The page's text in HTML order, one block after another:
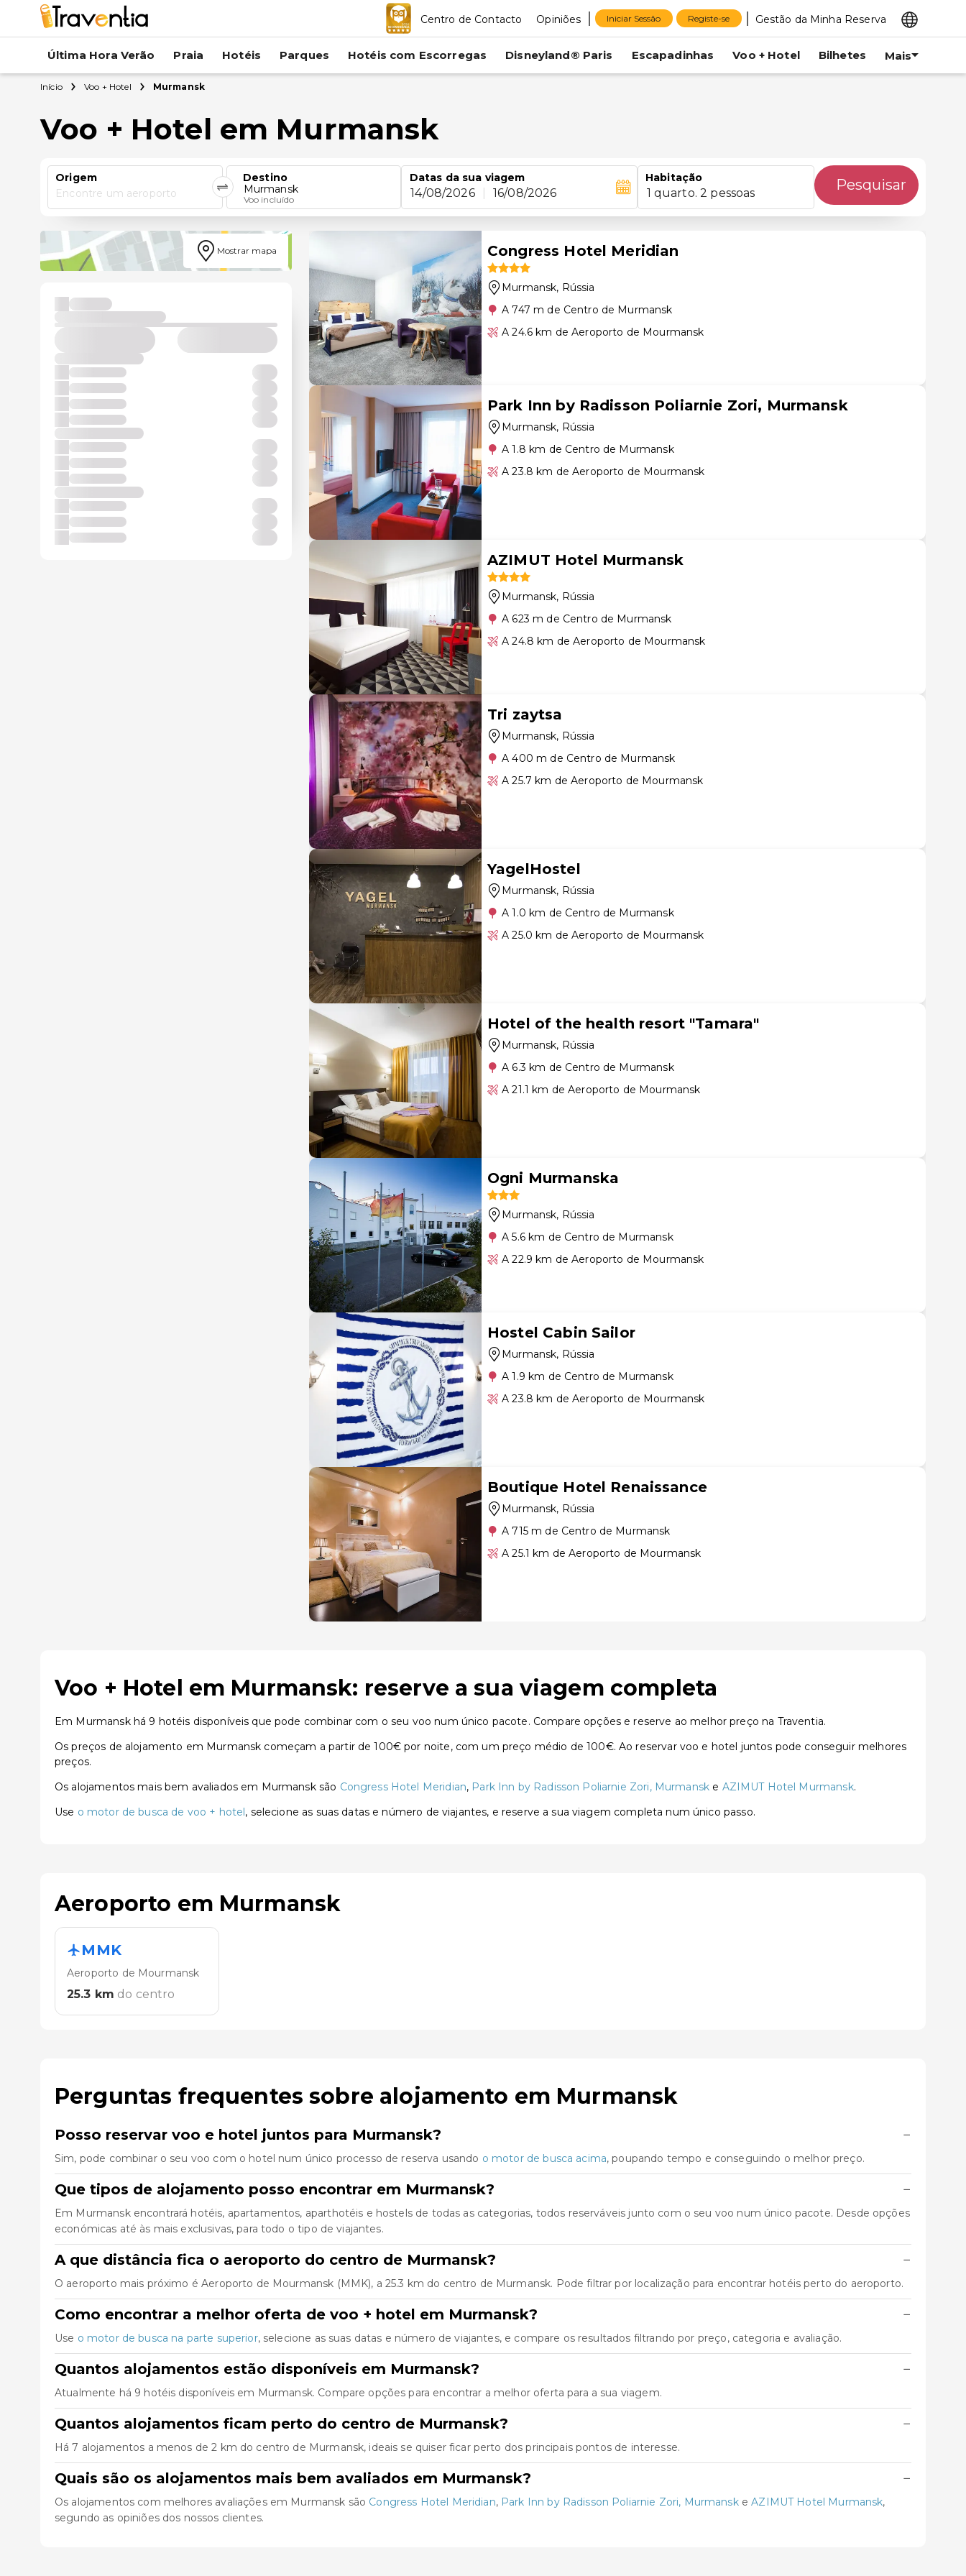
Centro de Contacto Opiniões Iniciar Sessão Registe-se Gestão da Minha Reserva
Última Hora Verão Praia Hotéis Parques Hotéis com Escorregas Disneyland® Paris Escapadinhas Voo + Hotel Bilhetes Mais
Início Voo + Hotel Murmansk
Voo + Hotel em Murmansk
Origem
Encontre um aeroporto
Destino
Murmansk
Voo incluído
Datas da sua viagem
14/08/2026 16/08/2026
Habitação
1 quarto. 2 pessoas Pesquisar
Mostrar mapa Congress Hotel Meridian
Murmansk, Rússia
A 747 m de Centro de Murmansk
A 24.6 km de Aeroporto de Mourmansk
Park Inn by Radisson Poliarnie Zori, Murmansk
Murmansk, Rússia
A 1.8 km de Centro de Murmansk
A 23.8 km de Aeroporto de Mourmansk
AZIMUT Hotel Murmansk
Murmansk, Rússia
A 623 m de Centro de Murmansk
A 24.8 km de Aeroporto de Mourmansk
Tri zaytsa
Murmansk, Rússia
A 400 m de Centro de Murmansk
A 25.7 km de Aeroporto de Mourmansk
YagelHostel
Murmansk, Rússia
A 1.0 km de Centro de Murmansk
A 25.0 km de Aeroporto de Mourmansk
Hotel of the health resort "Tamara"
Murmansk, Rússia
A 6.3 km de Centro de Murmansk
A 21.1 km de Aeroporto de Mourmansk
Ogni Murmanska
Murmansk, Rússia
A 5.6 km de Centro de Murmansk
A 22.9 km de Aeroporto de Mourmansk
Hostel Cabin Sailor
Murmansk, Rússia
A 1.9 km de Centro de Murmansk
A 23.8 km de Aeroporto de Mourmansk
Boutique Hotel Renaissance
Murmansk, Rússia
A 715 m de Centro de Murmansk
A 25.1 km de Aeroporto de Mourmansk
Voo + Hotel em Murmansk: reserve a sua viagem completa
Em Murmansk há 9 hotéis disponíveis que pode combinar com o seu voo num único pacote. Compare opções e reserve ao melhor preço na Traventia.
Os preços de alojamento em Murmansk começam a partir de 100€ por noite, com um preço médio de 100€. Ao reservar voo e hotel juntos pode conseguir melhores
preços.
Os alojamentos mais bem avaliados em Murmansk são Congress Hotel Meridian, Park Inn by Radisson Poliarnie Zori, Murmansk e AZIMUT Hotel Murmansk.
Use o motor de busca de voo + hotel, selecione as suas datas e número de viajantes, e reserve a sua viagem completa num único passo.
Aeroporto em Murmansk
MMK
Aeroporto de Mourmansk
25.3 km do centro
Perguntas frequentes sobre alojamento em Murmansk
Posso reservar voo e hotel juntos para Murmansk? −
Sim, pode combinar o seu voo com o hotel num único processo de reserva usando o motor de busca acima, poupando tempo e conseguindo o melhor preço.
Que tipos de alojamento posso encontrar em Murmansk? −
Em Murmansk encontrará hotéis, apartamentos, aparthotéis e hostels de todas as categorias, todos reserváveis junto com o seu voo num único pacote. Desde opções
económicas até às mais exclusivas, para todo o tipo de viajantes.
A que distância fica o aeroporto do centro de Murmansk? −
O aeroporto mais próximo é Aeroporto de Mourmansk (MMK), a 25.3 km do centro de Murmansk. Pode filtrar por localização para encontrar hotéis perto do aeroporto.
Como encontrar a melhor oferta de voo + hotel em Murmansk? −
Use o motor de busca na parte superior, selecione as suas datas e número de viajantes, e compare os resultados filtrando por preço, categoria e avaliação.
Quantos alojamentos estão disponíveis em Murmansk? −
Atualmente há 9 hotéis disponíveis em Murmansk. Compare opções para encontrar a melhor oferta para a sua viagem.
Quantos alojamentos ficam perto do centro de Murmansk? −
Há 7 alojamentos a menos de 2 km do centro de Murmansk, ideais se quiser ficar perto dos principais pontos de interesse.
Quais são os alojamentos mais bem avaliados em Murmansk? −
Os alojamentos com melhores avaliações em Murmansk são Congress Hotel Meridian, Park Inn by Radisson Poliarnie Zori, MurmanskeAZIMUT Hotel Murmansk,
segundo as opiniões dos nossos clientes.